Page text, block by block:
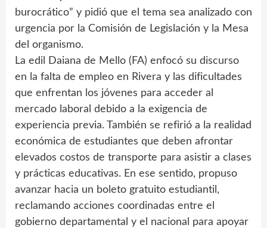
burocrático” y pidió que el tema sea analizado con
urgencia por la Comisión de Legislación y la Mesa
del organismo.
La edil Daiana de Mello (FA) enfocó su discurso
en la falta de empleo en Rivera y las dificultades
que enfrentan los jóvenes para acceder al
mercado laboral debido a la exigencia de
experiencia previa. También se refirió a la realidad
económica de estudiantes que deben afrontar
elevados costos de transporte para asistir a clases
y prácticas educativas. En ese sentido, propuso
avanzar hacia un boleto gratuito estudiantil,
reclamando acciones coordinadas entre el
gobierno departamental y el nacional para apoyar